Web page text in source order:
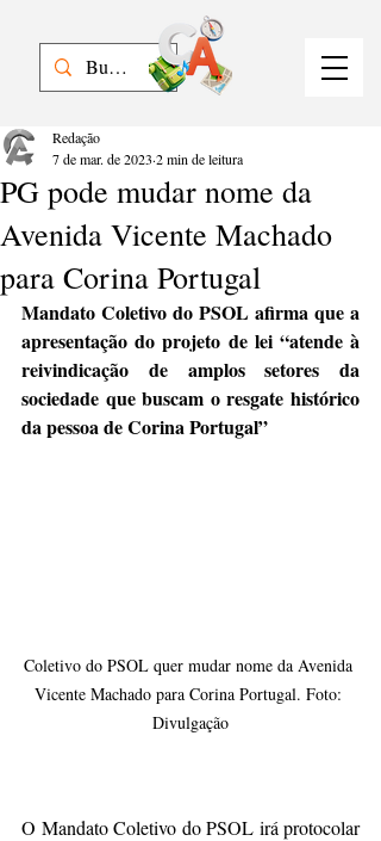
PG pode mudar nome da
Avenida Vicente Machado
para Corina Portugal
Redação
7 de mar. de 2023 2 min de leitura
Mandato Coletivo do PSOL afirma que a
apresentação do projeto de lei “atende à
reivindicação de amplos setores da
sociedade que buscam o resgate histórico
da pessoa de Corina Portugal”
Coletivo do PSOL quer mudar nome da Avenida
Vicente Machado para Corina Portugal. Foto:
Divulgação
O Mandato Coletivo do PSOL irá protocolar